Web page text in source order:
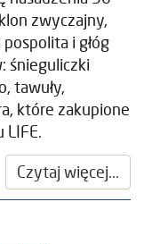
zwyczajny,
i głóg
śnieguliczki
tawuły,
które zakupione
LIFE.
Czytaj więcej...